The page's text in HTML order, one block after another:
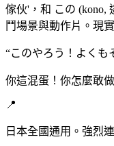
傢伙'，和 この (kono,
鬥場景與動作片。現
“このやろう！よくも
你這混蛋！你怎麼敢做
📍
日本全國通用。強烈